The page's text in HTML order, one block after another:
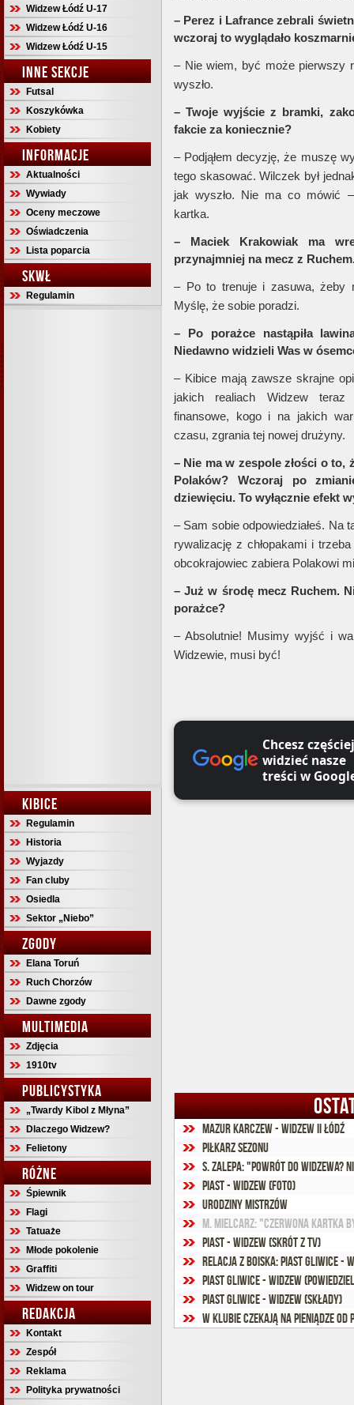
Widzew Łódź U-17
Widzew Łódź U-16
Widzew Łódź U-15
INNE SEKCJE
Futsal
Koszykówka
Kobiety
INFORMACJE
Aktualności
Wywiady
Oceny meczowe
Oświadczenia
Lista poparcia
SKWŁ
Regulamin
KIBICE
Regulamin
Historia
Wyjazdy
Fan cluby
Osiedla
Sektor „Niebo”
ZGODY
Elana Toruń
Ruch Chorzów
Dawne zgody
MULTIMEDIA
Zdjęcia
1910tv
PUBLICYSTYKA
„Twardy Kibol z Młyna”
Dlaczego Widzew?
Felietony
RÓŻNE
Śpiewnik
Flagi
Tatuaże
Młode pokolenie
Graffiti
Widzew on tour
REDAKCJA
Kontakt
Zespół
Reklama
Polityka prywatności
– Perez i Lafrance zebrali
wczoraj to wyglądało
– Nie wiem, być może pierwszy
wyszło.
– Twoje wyjście z bramki,
fakcie za koniecznie?
– Podjąłem decyzję, że muszę
tego skasować. Wilczek był
jak wyszło. Nie ma co mówić
kartka.
– Maciek Krakowiak ma
przynajmniej na mecz z
– Po to trenuje i zasuwa, żeby
Myślę, że sobie poradzi.
– Po porażce nastąpiła
Niedawno widzieli Was w
– Kibice mają zawsze skrajne
jakich realiach Widzew teraz
finansowe, kogo i na jakich
czasu, zgrania tej nowej drużyny.
– Nie ma w zespole złości o to,
Polaków? Wczoraj po
dziewięciu. To wyłącznie efekt
– Sam sobie odpowiedziałeś. Na
rywalizację z chłopakami i
obcokrajowiec zabiera Polakowi
– Już w środę mecz Ruchem.
porażce?
– Absolutnie! Musimy wyjść i
Widzewie, musi być!
Chcesz częściej
widzieć nasze
treści w
Mazur Karczew - Widzew II Łódź
Piłkarz sezonu
S. Zalepa: "Powrót do Widzewa?
Piast - Widzew (foto)
Urodziny mistrzów
M. Mielcarz: "Czerwona kartka
Piast - Widzew (Skrót z TV)
Relacja z boiska: Piast Gliwice -
Piast Gliwice - Widzew
Piast Gliwice - Widzew (składy)
W klubie czekają na pieniądze od